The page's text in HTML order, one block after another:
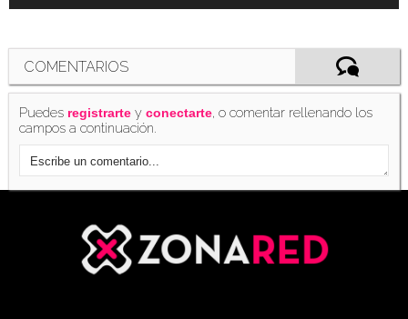
COMENTARIOS
Puedes registrarte yconectarte, o comentar rellenando los
campos a continuación.